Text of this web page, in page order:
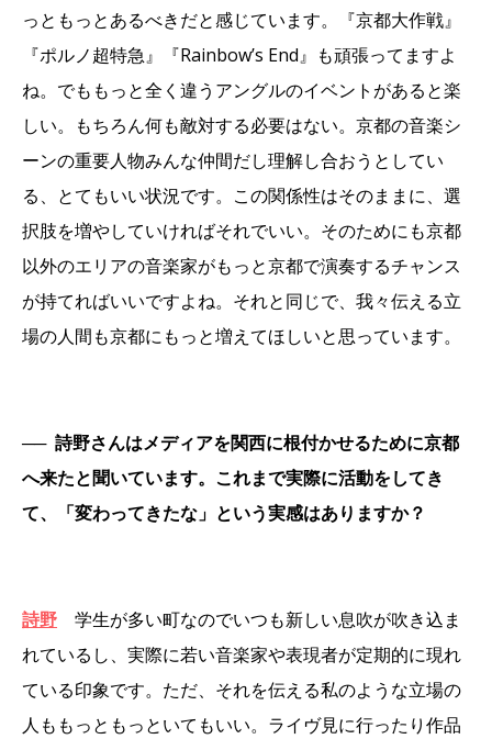
っともっとあるべきだと感じています。『京都大作戦』
『ポルノ超特急』『Rainbow’s End』も頑張ってますよ
ね。でももっと全く違うアングルのイベントがあると楽
しい。もちろん何も敵対する必要はない。京都の音楽シ
ーンの重要人物みんな仲間だし理解し合おうとしてい
る、とてもいい状況です。この関係性はそのままに、選
択肢を増やしていければそれでいい。そのためにも京都
以外のエリアの音楽家がもっと京都で演奏するチャンス
が持てればいいですよね。それと同じで、我々伝える立
場の人間も京都にもっと増えてほしいと思っています。
── 詩野さんはメディアを関西に根付かせるために京都
へ来たと聞いています。これまで実際に活動をしてき
て、「変わってきたな」という実感はありますか？
詩野
学生が多い町なのでいつも新しい息吹が吹き込ま
れているし、実際に若い音楽家や表現者が定期的に現れ
ている印象です。ただ、それを伝える私のような立場の
人ももっともっといてもいい。ライヴ見に行ったり作品